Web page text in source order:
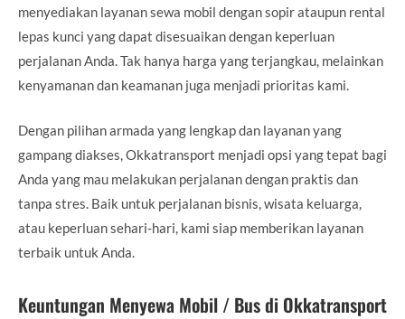
menyediakan layanan sewa mobil dengan sopir ataupun rental
lepas kunci yang dapat disesuaikan dengan keperluan
perjalanan Anda. Tak hanya harga yang terjangkau, melainkan
kenyamanan dan keamanan juga menjadi prioritas kami.
Dengan pilihan armada yang lengkap dan layanan yang
gampang diakses, Okkatransport menjadi opsi yang tepat bagi
Anda yang mau melakukan perjalanan dengan praktis dan
tanpa stres. Baik untuk perjalanan bisnis, wisata keluarga,
atau keperluan sehari-hari, kami siap memberikan layanan
terbaik untuk Anda.
Keuntungan Menyewa Mobil / Bus di Okkatransport